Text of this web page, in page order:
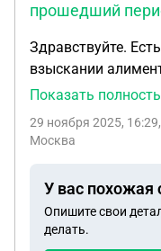
прошедший
Здравствуйте.
взыскании
12.07.2011. Отец
сумму. Поэтому
документы
суда по этому
осталось в силе
Показать
29 ноября 2025, 16:29
Москва
У вас похожая
Опишите свои
делать.